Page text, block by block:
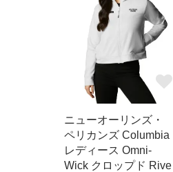
ニューオーリンズ・
ペリカンズ Columbia
レディース Omni-
Wick クロップド Rive